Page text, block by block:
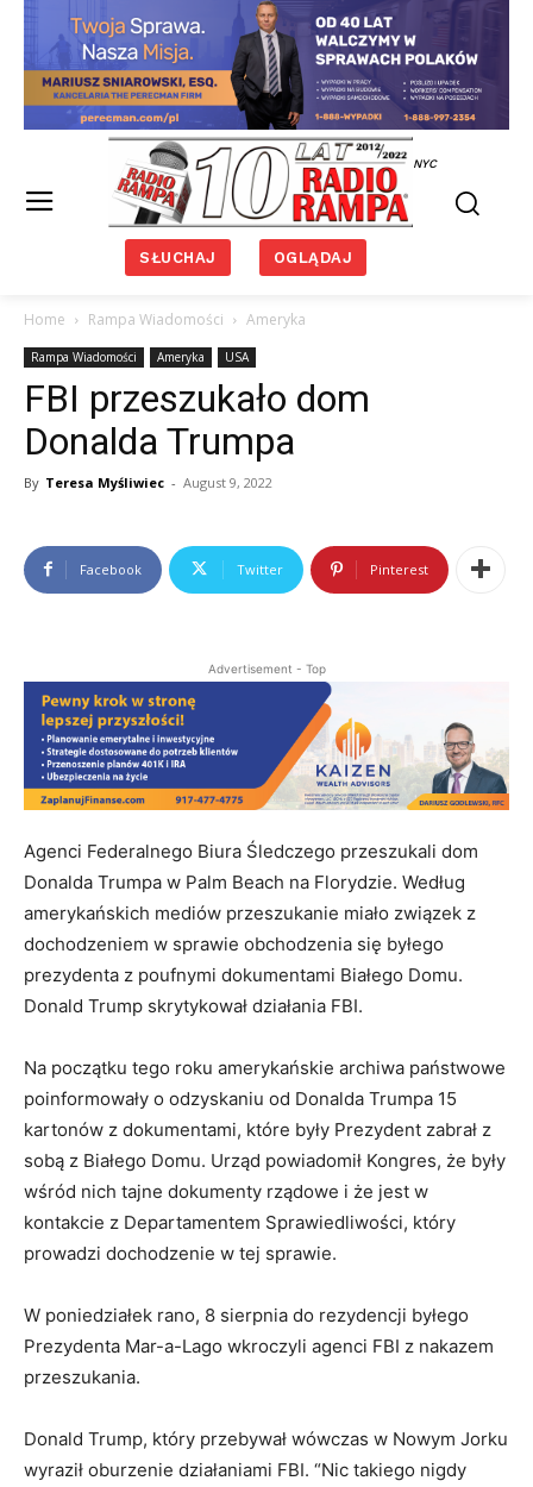
NYC
SŁUCHAJ OGLĄDAJ
Home Rampa Wiadomości Ameryka
Rampa Wiadomości Ameryka USA
FBI przeszukało dom
Donalda Trumpa
By Teresa Myśliwiec - August 9, 2022
Facebook Twitter Pinterest
Advertisement - Top
Agenci Federalnego Biura Śledczego przeszukali dom
Donalda Trumpa w Palm Beach na Florydzie. Według
amerykańskich mediów przeszukanie miało związek z
dochodzeniem w sprawie obchodzenia się byłego
prezydenta z poufnymi dokumentami Białego Domu.
Donald Trump skrytykował działania FBI.
Na początku tego roku amerykańskie archiwa państwowe
poinformowały o odzyskaniu od Donalda Trumpa 15
kartonów z dokumentami, które były Prezydent zabrał z
sobą z Białego Domu. Urząd powiadomił Kongres, że były
wśród nich tajne dokumenty rządowe i że jest w
kontakcie z Departamentem Sprawiedliwości, który
prowadzi dochodzenie w tej sprawie.
W poniedziałek rano, 8 sierpnia do rezydencji byłego
Prezydenta Mar-a-Lago wkroczyli agenci FBI z nakazem
przeszukania.
Donald Trump, który przebywał wówczas w Nowym Jorku
wyraził oburzenie działaniami FBI. “Nic takiego nigdy